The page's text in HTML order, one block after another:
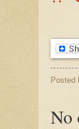
Posted
No